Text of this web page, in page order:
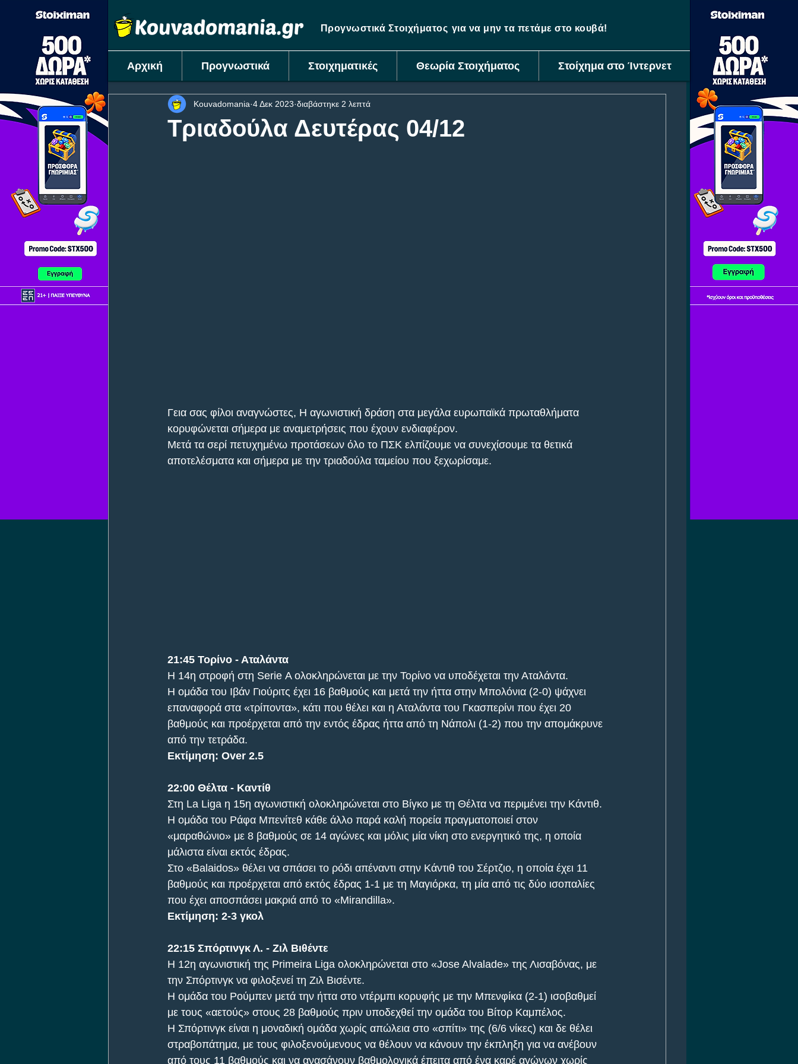
Προγνωστικά Στοιχήματος για να μην τα πετάμε στο κουβά!
Αρχική Προγνωστικά Στοιχηματικές Θεωρία Στοιχήματος Στοίχημα στο Ίντερνετ
Tριαδούλα Δευτέρας 04/12
Kouvadomania 4 Δεκ 2023 διαβάστηκε 2 λεπτά
Γεια σας φίλοι αναγνώστες, Η αγωνιστική δράση στα μεγάλα ευρωπαϊκά πρωταθλήματα
κορυφώνεται σήμερα με αναμετρήσεις που έχουν ενδιαφέρον.
Μετά τα σερί πετυχημένω προτάσεων όλο το ΠΣΚ ελπίζουμε να συνεχίσουμε τα θετικά
αποτελέσματα και σήμερα με την τριαδούλα ταμείου που ξεχωρίσαμε.
21:45 Τορίνο - Αταλάντα
Η 14η στροφή στη Serie Α ολοκληρώνεται με την Τορίνο να υποδέχεται την Αταλάντα.
Η ομάδα του Ιβάν Γιούριτς έχει 16 βαθμούς και μετά την ήττα στην Μπολόνια (2-0) ψάχνει
επαναφορά στα «τρίποντα», κάτι που θέλει και η Αταλάντα του Γκασπερίνι που έχει 20
βαθμούς και προέρχεται από την εντός έδρας ήττα από τη Νάπολι (1-2) που την απομάκρυνε
από την τετράδα.
Εκτίμηση: Over 2.5
22:00 Θέλτα - Καντίθ
Στη La Liga η 15η αγωνιστική ολοκληρώνεται στο Βίγκο με τη Θέλτα να περιμένει την Κάντιθ.
Η ομάδα του Ράφα Μπενίτεθ κάθε άλλο παρά καλή πορεία πραγματοποιεί στον
«μαραθώνιο» με 8 βαθμούς σε 14 αγώνες και μόλις μία νίκη στο ενεργητικό της, η οποία
μάλιστα είναι εκτός έδρας.
Στο «Balaidos» θέλει να σπάσει το ρόδι απέναντι στην Κάντιθ του Σέρτζιο, η οποία έχει 11
βαθμούς και προέρχεται από εκτός έδρας 1-1 με τη Μαγιόρκα, τη μία από τις δύο ισοπαλίες
που έχει αποσπάσει μακριά από το «Mirandilla».
Εκτίμηση: 2-3 γκολ
22:15 Σπόρτινγκ Λ. - Ζιλ Βιθέντε
Η 12η αγωνιστική της Primeira Liga ολοκληρώνεται στο «Jose Alvalade» της Λισαβόνας, με
την Σπόρτινγκ να φιλοξενεί τη Ζιλ Βισέντε.
Η ομάδα του Ρούμπεν μετά την ήττα στο ντέρμπι κορυφής με την Μπενφίκα (2-1) ισοβαθμεί
με τους «αετούς» στους 28 βαθμούς πριν υποδεχθεί την ομάδα του Βίτορ Καμπέλος.
Η Σπόρτινγκ είναι η μοναδική ομάδα χωρίς απώλεια στο «σπίτι» της (6/6 νίκες) και δε θέλει
στραβοπάτημα, με τους φιλοξενούμενους να θέλουν να κάνουν την έκπληξη για να ανέβουν
από τους 11 βαθμούς και να ανασάνουν βαθμολογικά έπειτα από ένα καρέ αγώνων χωρίς